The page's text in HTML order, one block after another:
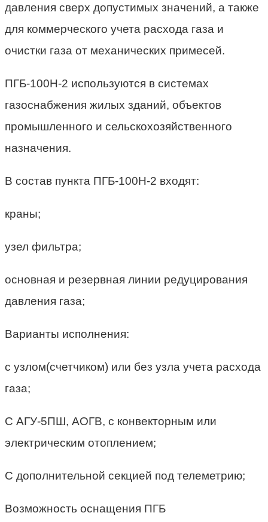
давления сверх допустимых значений, а также
для коммерческого учета расхода газа и
очистки газа от механических примесей.
ПГБ-100Н-2 используются в системах
газоснабжения жилых зданий, объектов
промышленного и сельскохозяйственного
назначения.
В состав пункта ПГБ-100Н-2 входят:
краны;
узел фильтра;
основная и резервная линии редуцирования
давления газа;
Варианты исполнения:
с узлом(счетчиком) или без узла учета расхода
газа;
С АГУ-5ПШ, АОГВ, с конвекторным или
электрическим отоплением;
С дополнительной секцией под телеметрию;
Возможность оснащения ПГБ